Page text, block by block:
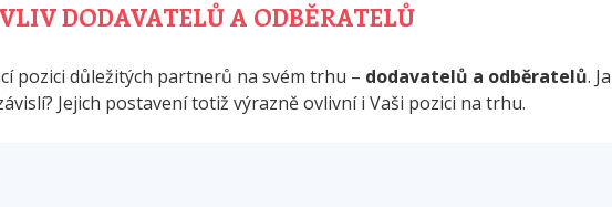
VLIV DODAVATELŮ A ODBĚRATELŮ
pozici důležitých partnerů na svém trhu – dodavatelů a odběratelů.
Jejich postavení totiž výrazně ovlivní i Vaši pozici na trhu.